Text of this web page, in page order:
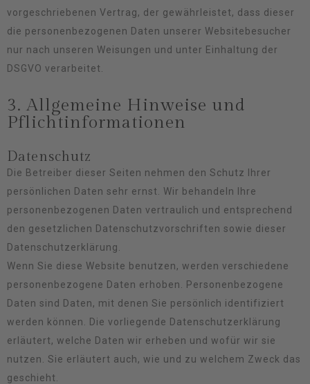
vorgeschriebenen Vertrag, der gewährleistet, dass dieser
die personenbezogenen Daten unserer Websitebesucher
nur nach unseren Weisungen und unter Einhaltung der
DSGVO verarbeitet.
3. Allgemeine Hinweise und
Pflicht­informationen
Datenschutz
Die Betreiber dieser Seiten nehmen den Schutz Ihrer
persönlichen Daten sehr ernst. Wir behandeln Ihre
personenbezogenen Daten vertraulich und entsprechend
den gesetzlichen Datenschutzvorschriften sowie dieser
Datenschutzerklärung.
Wenn Sie diese Website benutzen, werden verschiedene
personenbezogene Daten erhoben. Personenbezogene
Daten sind Daten, mit denen Sie persönlich identifiziert
werden können. Die vorliegende Datenschutzerklärung
erläutert, welche Daten wir erheben und wofür wir sie
nutzen. Sie erläutert auch, wie und zu welchem Zweck das
geschieht.